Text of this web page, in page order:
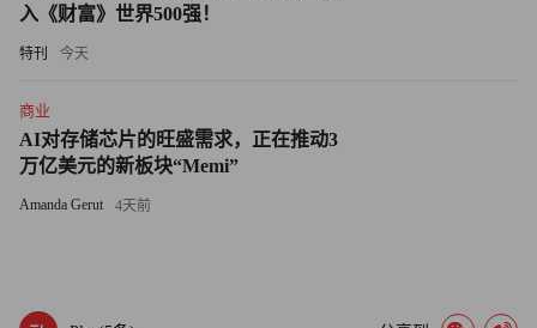
则，以资本流动来实现对企业的控制，这至少显示了中国商
业社会的成熟趋向。虽然被称为“野蛮人”，但是他们却是用
令人遗憾的是，这并未能成为人人遵守的准则，在2020年最
入《财富》世界500强！
特刊 今天
商业
AI对存储芯片的旺盛需求，正在推动3
万亿美元的新板块“Memi”
Amanda Gerut 4天前